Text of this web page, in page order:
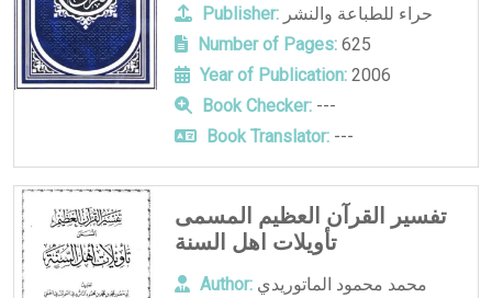
Publisher: حراء للطباعة والنشر
Number of Pages:625
Year of Publication:2006
Book Checker:---
Book Translator:---
تفسير القرآن العظيم المسمى
تأويلات اهل السنة
Author: محمد محمود الماتوريدي